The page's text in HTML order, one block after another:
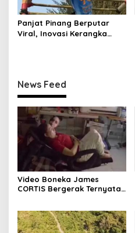
Panjat Pinang Berputar
Viral, Inovasi Kerangka
News Feed
Video Boneka James
CORTIS Bergerak Ternyata